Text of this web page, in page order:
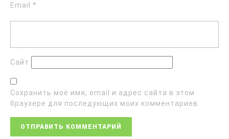
Email *
Сайт
Сохранить моё имя, email и адрес сайта в этом
браузере для последующих моих комментариев.